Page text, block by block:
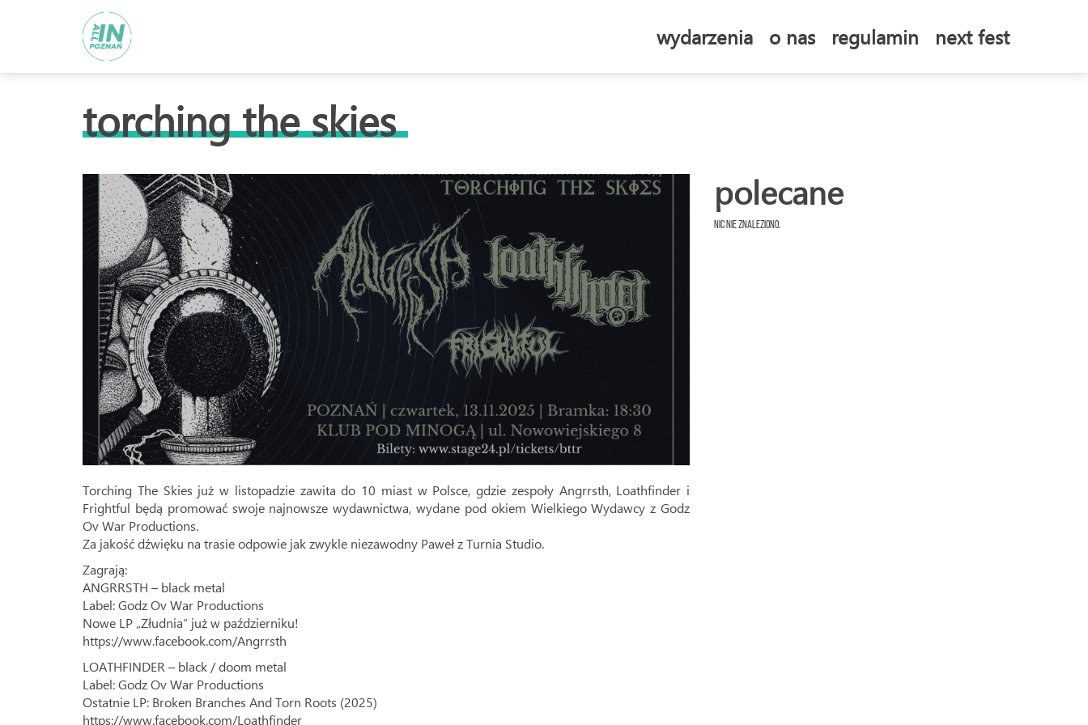
wydarzenia o nas regulamin next fest
torching the skies
Torching The Skies już w listopadzie zawita do 10 miast w Polsce, gdzie zespoły Angrrsth, Loathfinder i
Frightful będą promować swoje najnowsze wydawnictwa, wydane pod okiem Wielkiego Wydawcy z Godz
Ov War Productions.
Za jakość dźwięku na trasie odpowie jak zwykle niezawodny Paweł z Turnia Studio.
Zagrają:
ANGRRSTH – black metal
Label: Godz Ov War Productions
Nowe LP „Złudnia” już w październiku!
https://www.facebook.com/Angrrsth
LOATHFINDER – black / doom metal
Label: Godz Ov War Productions
Ostatnie LP: Broken Branches And Torn Roots (2025)
https://www.facebook.com/Loathfinder
polecane
Nic nie znaleziono.